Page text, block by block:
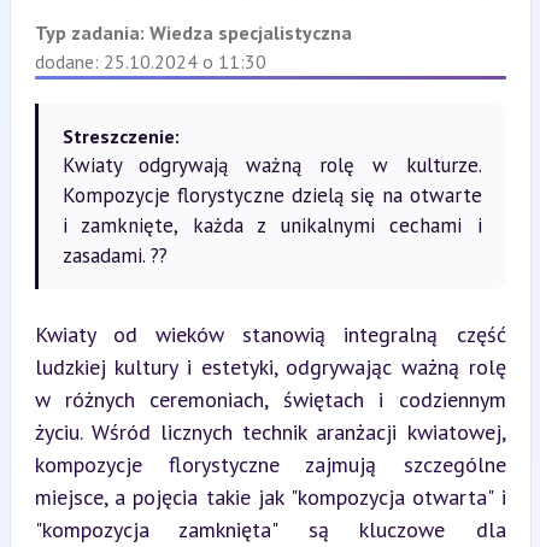
Typ zadania: Wiedza specjalistyczna
dodane: 25.10.2024 o 11:30
Streszczenie:
Kwiaty odgrywają ważną rolę w kulturze.
Kompozycje florystyczne dzielą się na otwarte
i zamknięte, każda z unikalnymi cechami i
zasadami. ??
Kwiaty od wieków stanowią integralną część
ludzkiej kultury i estetyki, odgrywając ważną rolę
w różnych ceremoniach, świętach i codziennym
życiu. Wśród licznych technik aranżacji kwiatowej,
kompozycje florystyczne zajmują szczególne
miejsce, a pojęcia takie jak "kompozycja otwarta" i
"kompozycja zamknięta" są kluczowe dla